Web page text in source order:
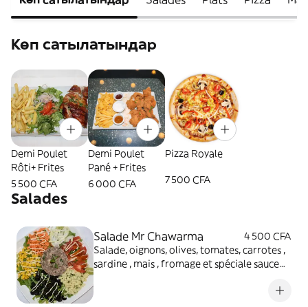
Көп сатылатындар
Demi Poulet
Rôti+ Frites
5 500 CFA
Demi Poulet
Pané + Frites
6 000 CFA
Pizza Royale
7 500 CFA
Salades
Salade Mr Chawarma
4 500 CFA
Salade, oignons, olives, tomates, carrotes ,
sardine , mais , fromage et spéciale sauce